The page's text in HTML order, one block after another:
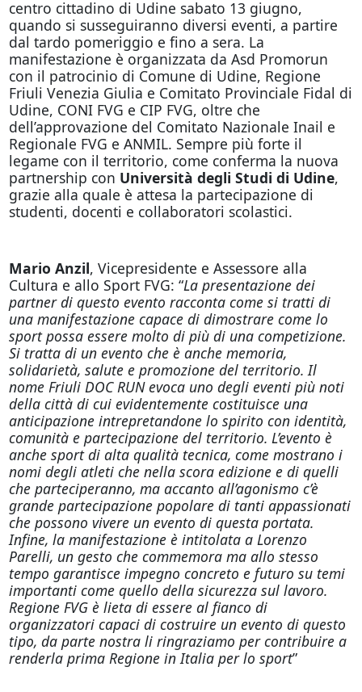
centro cittadino di Udine sabato 13 giugno,
quando si susseguiranno diversi eventi, a partire
dal tardo pomeriggio e fino a sera. La
manifestazione è organizzata da Asd Promorun
con il patrocinio di Comune di Udine, Regione
Friuli Venezia Giulia e Comitato Provinciale Fidal di
Udine, CONI FVG e CIP FVG, oltre che
dell’approvazione del Comitato Nazionale Inail e
Regionale FVG e ANMIL. Sempre più forte il
legame con il territorio, come conferma la nuova
partnership con Università degli Studi di Udine,
grazie alla quale è attesa la partecipazione di
studenti, docenti e collaboratori scolastici.
Mario Anzil, Vicepresidente e Assessore alla
Cultura e allo Sport FVG: “La presentazione dei
partner di questo evento racconta come si tratti di
una manifestazione capace di dimostrare come lo
sport possa essere molto di più di una competizione.
Si tratta di un evento che è anche memoria,
solidarietà, salute e promozione del territorio. Il
nome Friuli DOC RUN evoca uno degli eventi più noti
della città di cui evidentemente costituisce una
anticipazione intrepretandone lo spirito con identità,
comunità e partecipazione del territorio. L’evento è
anche sport di alta qualità tecnica, come mostrano i
nomi degli atleti che nella scora edizione e di quelli
che parteciperanno, ma accanto all’agonismo c’è
grande partecipazione popolare di tanti appassionati
che possono vivere un evento di questa portata.
Infine, la manifestazione è intitolata a Lorenzo
Parelli, un gesto che commemora ma allo stesso
tempo garantisce impegno concreto e futuro su temi
importanti come quello della sicurezza sul lavoro.
Regione FVG è lieta di essere al fianco di
organizzatori capaci di costruire un evento di questo
tipo, da parte nostra li ringraziamo per contribuire a
renderla prima Regione in Italia per lo sport”